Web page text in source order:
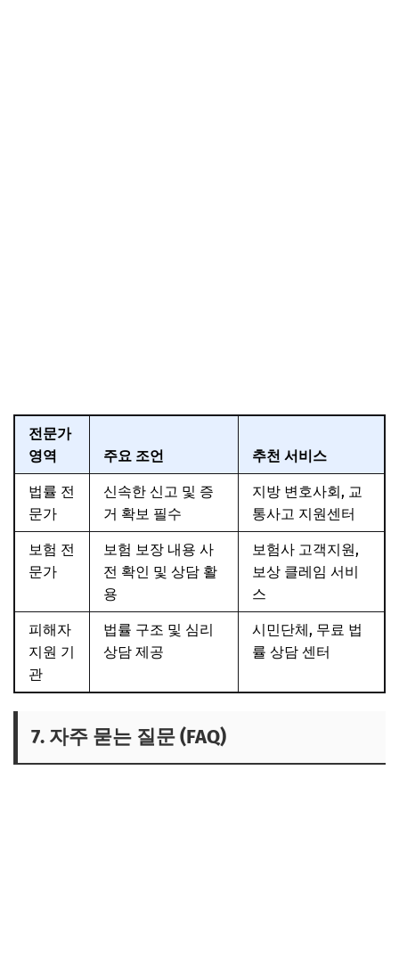
전문가
영역
주요 조언 추천 서비스
법률 전
문가
신속한 신고 및 증
거 확보 필수
지방 변호사회, 교
통사고 지원센터
보험 전
문가
보험 보장 내용 사
전 확인 및 상담 활
용
보험사 고객지원,
보상 클레임 서비
스
피해자
지원 기
관
법률 구조 및 심리
상담 제공
시민단체, 무료 법
률 상담 센터
7. 자주 묻는 질문 (FAQ)